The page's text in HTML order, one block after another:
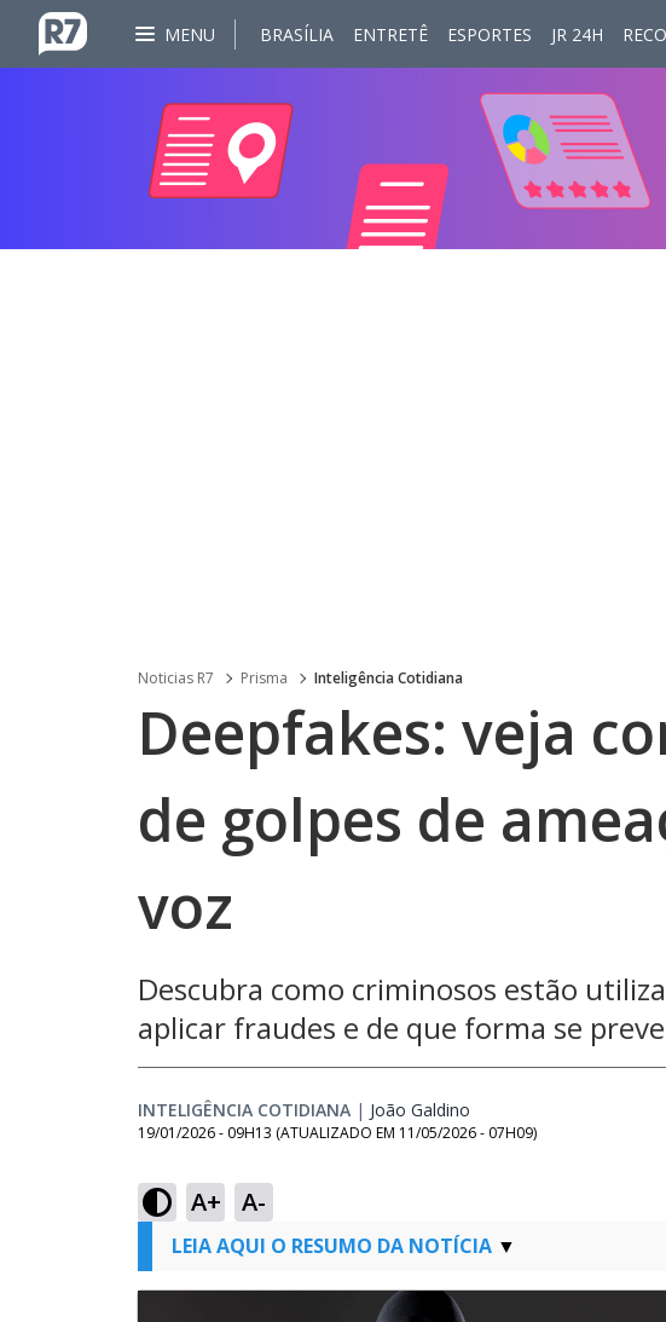
MENU BRASÍLIA ENTRETÊ ESPORTES JR 24H
Noticias R7 Prisma Inteligência Cotidiana
Deepfakes: veja
de golpes de
voz
Descubra como criminosos estão
aplicar fraudes e de que forma se
INTELIGÊNCIA COTIDIANA | João Galdino
19/01/2026 - 09H13 (ATUALIZADO EM 11/05/2026 - 07H09)
A+ A-
LEIA AQUI O RESUMO DA NOTÍCIA